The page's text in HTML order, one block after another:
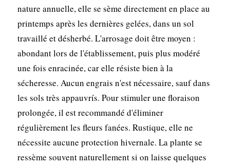
nature annuelle, elle se sème directement en place au
printemps après les dernières gelées, dans un sol
travaillé et désherbé. L'arrosage doit être moyen :
abondant lors de l'établissement, puis plus modéré
une fois enracinée, car elle résiste bien à la
sécheresse. Aucun engrais n'est nécessaire, sauf dans
les sols très appauvrís. Pour stimuler une floraison
prolongée, il est recommandé d'éliminer
régulièrement les fleurs fanées. Rustique, elle ne
nécessite aucune protection hivernale. La plante se
ressème souvent naturellement si on laisse quelques